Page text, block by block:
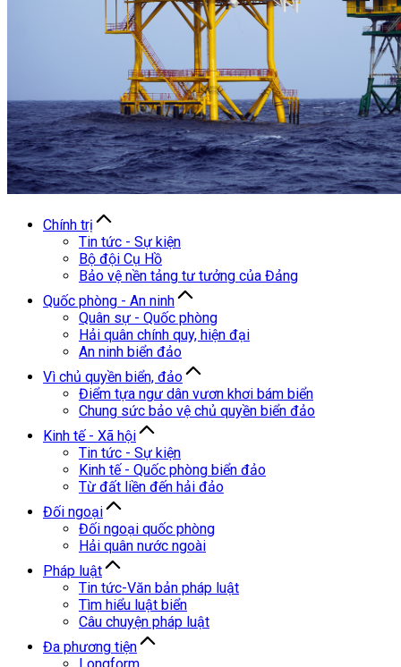
Chính trị
Tin tức - Sự kiện
Bộ đội Cụ Hồ
Bảo vệ nền tảng tư tưởng của Đảng
Quốc phòng - An ninh
Quân sự - Quốc phòng
Hải quân chính quy, hiện đại
An ninh biển đảo
Vì chủ quyền biển, đảo
Điểm tựa ngư dân vươn khơi bám biển
Chung sức bảo vệ chủ quyền biển đảo
Kinh tế - Xã hội
Tin tức - Sự kiện
Kinh tế - Quốc phòng biển đảo
Từ đất liền đến hải đảo
Đối ngoại
Đối ngoại quốc phòng
Hải quân nước ngoài
Pháp luật
Tin tức-Văn bản pháp luật
Tìm hiểu luật biển
Câu chuyện pháp luật
Đa phương tiện